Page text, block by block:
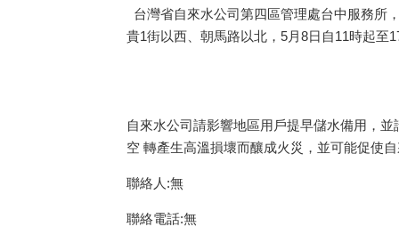
台灣省自來水公司第四區管理處台中服務所
貴1街以西、朝馬路以北，5月8日自11時起至
自來水公司請影響地區用戶提早儲水備用，
空 轉產生高溫損壞而釀成火災，並可能促使
聯絡人:無
聯絡電話:無